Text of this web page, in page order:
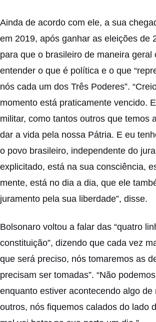
Ainda de acordo com ele, a sua
em 2019, após ganhar as eleições de
para que o brasileiro de maneira geral
entender o que é política e o que
nós cada um dos Três Poderes”.
momento está praticamente vencido.
militar, como tantos outros que temos
dar a vida pela nossa Pátria. E eu
o povo brasileiro, independente do
explicitado, está na sua consciência,
mente, está no dia a dia, que ele
juramento pela sua liberdade”, disse.
Bolsonaro voltou a falar das “quatro
constituição”, dizendo que cada vez
que será preciso, nós tomaremos as
precisam ser tomadas”. “Não
enquanto estiver acontecendo algo de
outros, nós fiquemos calados do lado